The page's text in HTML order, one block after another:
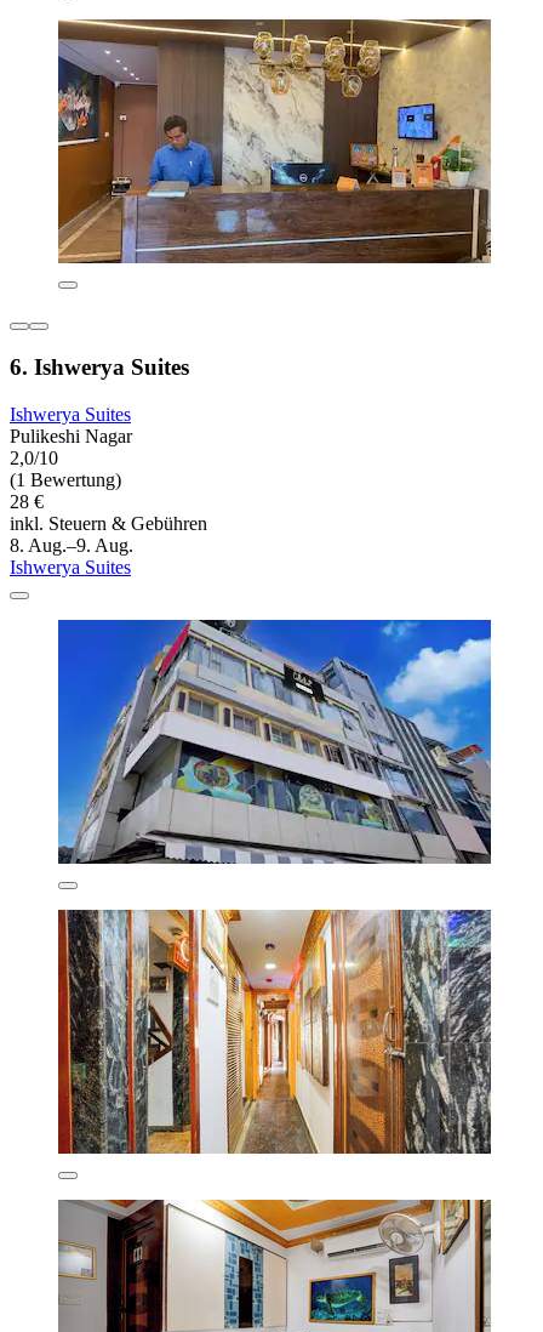
6. Ishwerya Suites
Ishwerya Suites
Pulikeshi Nagar
2,0/10
(1 Bewertung)
28 €
inkl. Steuern & Gebühren
8. Aug.–9. Aug.
Ishwerya Suites